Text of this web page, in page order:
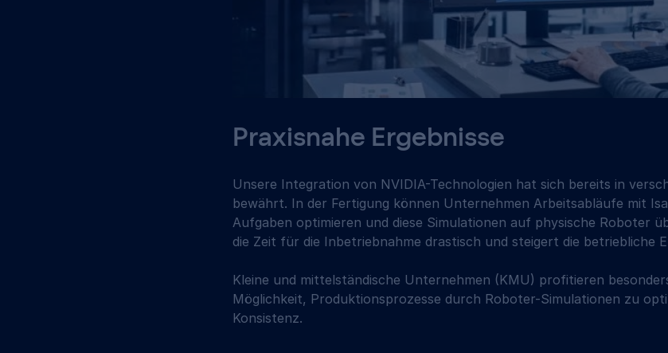
Praxisnahe Ergebnisse
Unsere Integration von NVIDIA-Technologien hat sich bereits in
bewährt. In der Fertigung können Unternehmen Arbeitsabläufe mit
Aufgaben optimieren und diese Simulationen auf physische Roboter
die Zeit für die Inbetriebnahme drastisch und steigert die betriebliche
Kleine und mittelständische Unternehmen (KMU) profitieren
Möglichkeit, Produktionsprozesse durch Roboter-Simulationen zu
Konsistenz.